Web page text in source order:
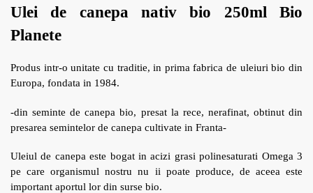
Ulei de canepa nativ bio 250ml Bio
Planete
Produs intr-o unitate cu traditie, in prima fabrica de uleiuri bio din
Europa, fondata in 1984.
-din seminte de canepa bio, presat la rece, nerafinat, obtinut din
presarea semintelor de canepa cultivate in Franta-
Uleiul de canepa este bogat in acizi grasi polinesaturati Omega 3
pe care organismul nostru nu ii poate produce, de aceea este
important aportul lor din surse bio.